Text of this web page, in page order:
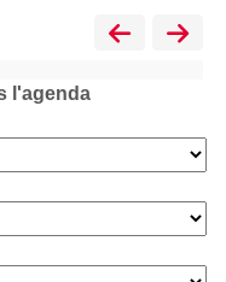
l'agenda